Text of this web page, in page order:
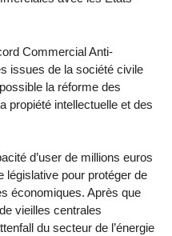
Commercial Anti-
issues de la société civile
la réforme des
propiété intellectuelle et des
d’user de millions euros
législative pour protéger de
économiques. Après que
vieilles centrales
du secteur de l’énergie